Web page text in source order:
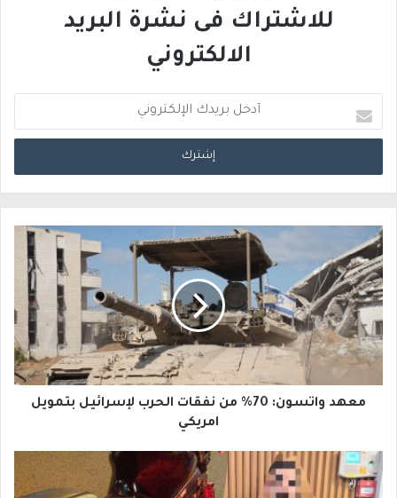
للاشتراك فى نشرة البريد
الالكتروني
د
خ
ب
ر
ي
د
ك
ا
إ
ل
معهد واتسون: 70% من نفقات الحرب لإسرائيل بتمويل
امريكي